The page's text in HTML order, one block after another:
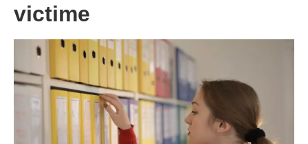
victime